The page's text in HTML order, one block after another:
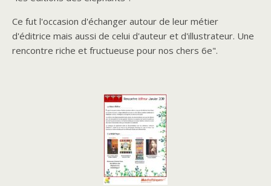
Ce fut l'occasion d'échanger autour de leur métier
d'éditrice mais aussi de celui d'auteur et d'illustrateur. Une
rencontre riche et fructueuse pour nos chers 6e".